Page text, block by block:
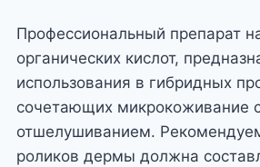
Профессиональный препарат
органических кислот,
использования в гибридных
сочетающих микрокоживание
отшелушиванием.
роликов дермы должна